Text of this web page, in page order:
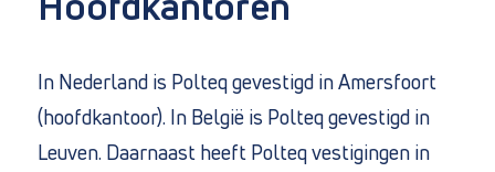
In Nederland is Polteq gevestigd in Amersfoort
(hoofdkantoor). In België is Polteq gevestigd in
Leuven. Daarnaast heeft Polteq vestigingen in